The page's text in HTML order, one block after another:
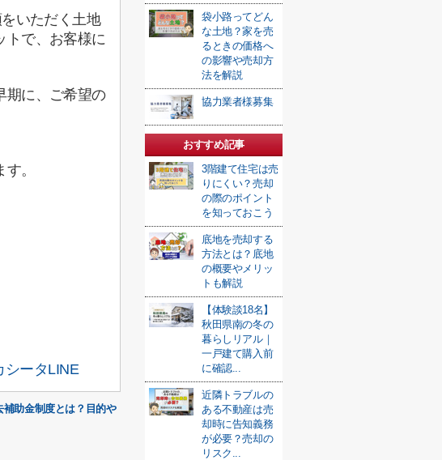
いただく土地
トで、お客様に
期に、ご希望の
。
助金制度とは？目的や
袋小路ってどん
な土地？家を売
るときの価格へ
の影響や売却方
法を解説
協力業者様募集
おすすめ記事
3階建て住宅は売
りにくい？売却
の際のポイント
を知っておこう
底地を売却する
方法とは？底地
の概要やメリッ
トも解説
【体験談18名】
秋田県南の冬の
暮らしリアル｜
一戸建て購入前
に確認...
近隣トラブルの
ある不動産は売
却時に告知義務
が必要？売却の
リスク...